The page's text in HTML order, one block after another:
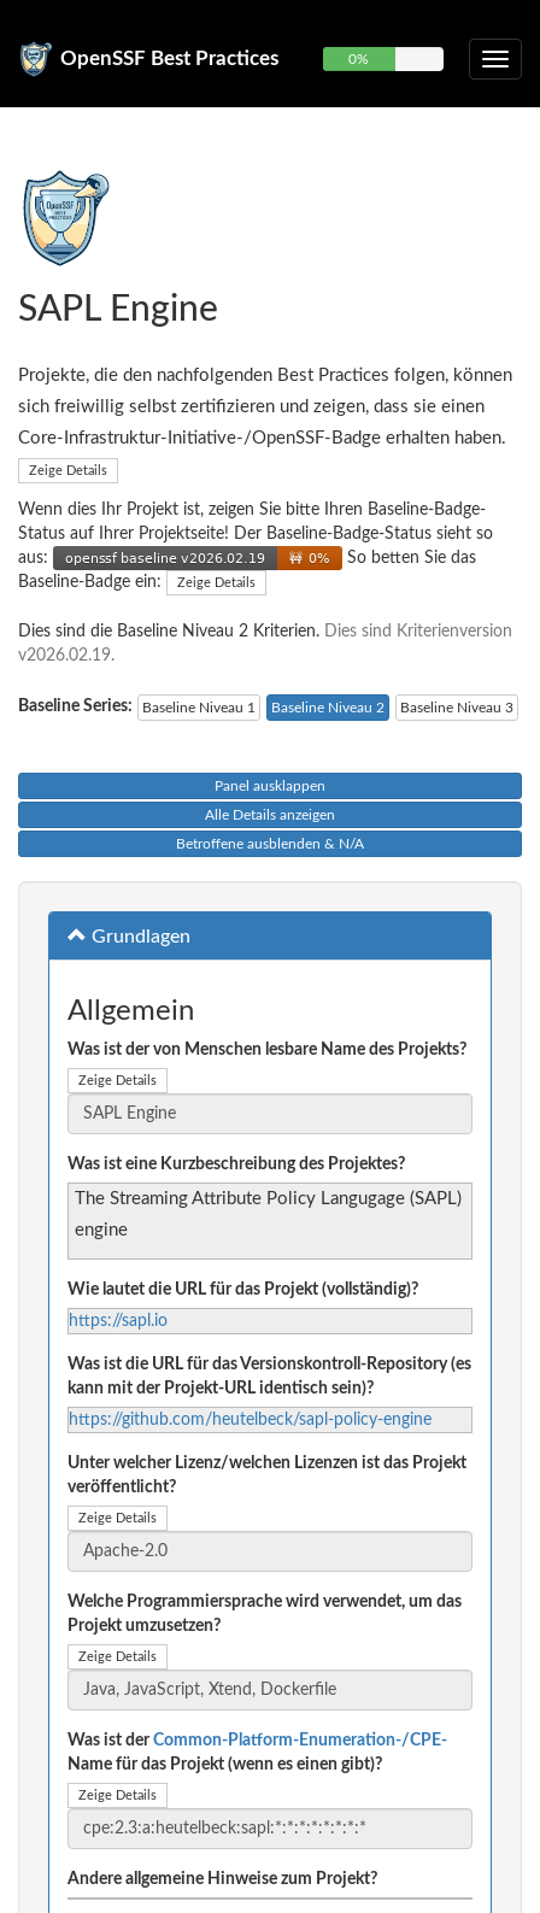
OpenSSF Best Practices 0%
SAPL Engine
Projekte, die den nachfolgenden Best Practices folgen, können
sich freiwillig selbst zertifizieren und zeigen, dass sie einen
Core-Infrastruktur-Initiative-/OpenSSF-Badge erhalten haben.
Zeige Details
Wenn dies Ihr Projekt ist, zeigen Sie bitte Ihren Baseline-Badge-
Status auf Ihrer Projektseite! Der Baseline-Badge-Status sieht so
aus:
So betten Sie das
Baseline-Badge ein:
Zeige Details
Dies sind die Baseline Niveau 2 Kriterien. Dies sind Kriterienversion
v2026.02.19.
Baseline Series: Baseline Niveau 1 Baseline Niveau 2 Baseline Niveau 3
Panel ausklappen
Alle Details anzeigen
Betroffene ausblenden & N/A
Grundlagen
Allgemein
Was ist der von Menschen lesbare Name des Projekts?
Zeige Details
Was ist eine Kurzbeschreibung des Projektes?
The Streaming Attribute Policy Langugage (SAPL)
engine
Wie lautet die URL für das Projekt (vollständig)?
https://sapl.io
Was ist die URL für das Versionskontroll-Repository (es
kann mit der Projekt-URL identisch sein)?
https://github.com/heutelbeck/sapl-policy-engine
Unter welcher Lizenz/welchen Lizenzen ist das Projekt
veröffentlicht?
Zeige Details
Welche Programmiersprache wird verwendet, um das
Projekt umzusetzen?
Zeige Details
Was ist derCommon-Platform-Enumeration-/CPE-
Name für das Projekt (wenn es einen gibt)?
Zeige Details
Andere allgemeine Hinweise zum Projekt?